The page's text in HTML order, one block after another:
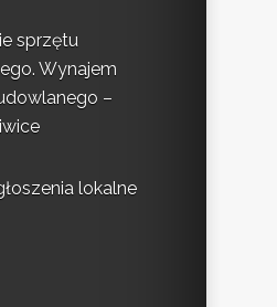
sprzętu
Wynajem
–
lokalne